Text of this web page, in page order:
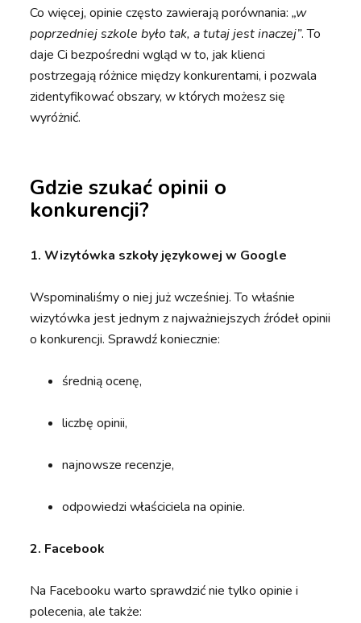
Co więcej, opinie często zawierają porównania:„w
poprzedniej szkole było tak, a tutaj jest inaczej”. To
daje Ci bezpośredni wgląd w to, jak klienci
postrzegają różnice między konkurentami, i pozwala
zidentyfikować obszary, w których możesz się
wyróżnić.
Gdzie szukać opinii o
konkurencji?
1. Wizytówka szkoły językowej w Google
Wspominaliśmy o niej już wcześniej. To właśnie
wizytówka jest jednym z najważniejszych źródeł opinii
o konkurencji. Sprawdź koniecznie:
średnią ocenę,
liczbę opinii,
najnowsze recenzje,
odpowiedzi właściciela na opinie.
2. Facebook
Na Facebooku warto sprawdzić nie tylko opinie i
polecenia, ale także: